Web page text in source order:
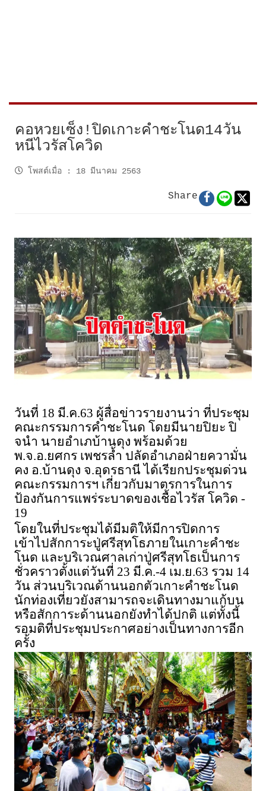
คอหวยเซ็ง!ปิดเกาะคำชะโนด14วัน
หนีไวรัสโควิด
โพสต์เมื่อ : 18 มีนาคม 2563
Share
วันที่ 18 มี.ค.63 ผู้สื่อข่าวรายงานว่า ที่ประชุม
คณะกรรมการคำชะโนด โดยมีนายปิยะ ปิ
จนำ นายอำเภบ้านดุง พร้อมด้วย
พ.จ.อ.ยศกร เพชรล้ำ ปลัดอำเภอฝ่ายความั่น
คง อ.บ้านดุง จ.อุดรธานี ได้เรียกประชุมด่วน
คณะกรรมการฯ เกี่ยวกับมาตรการในการ
ป้องกันการแพร่ระบาดของเชื้อไวรัส โควิด -
19
โดยในที่ประชุมได้มีมติให้มีการปิดการ
เข้าไปสักการะปู่ศรีสุทโธภายในเกาะคำชะ
โนด และบริเวณศาลเก่าปู่ศรีสุทโธเป็นการ
ชั่วคราวตั้งแต่วันที่ 23 มี.ค.-4 เม.ย.63 รวม 14
วัน ส่วนบริเวณด้านนอกตัวเกาะคำชะโนด
นักท่องเที่ยวยังสามารถจะเดินทางมาแก้บน
หรือสักการะด้านนอกยังทำได้ปกติ แต่ทั้งนี้
รอมติที่ประชุมประกาศอย่างเป็นทางการอีก
ครั้ง